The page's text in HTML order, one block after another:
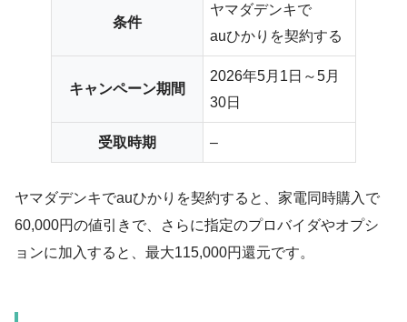
条件
ヤマダデンキで
auひかりを契約する
キャンペーン期間
2026年5月1日～5月
30日
受取時期 –
ヤマダデンキでauひかりを契約すると、家電同時購入で
60,000円の値引きで、さらに指定のプロバイダやオプシ
ョンに加入すると、最大115,000円還元です。